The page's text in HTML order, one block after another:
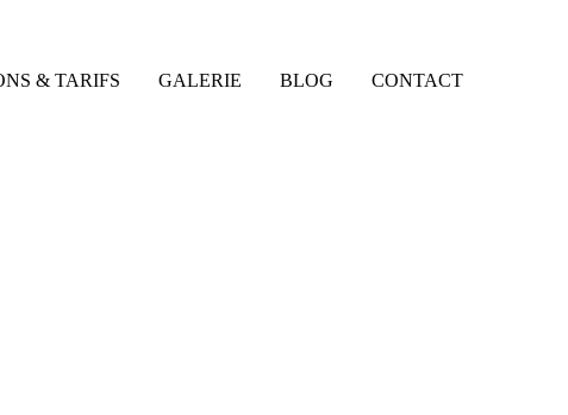
& TARIFS GALERIE BLOG CONTACT